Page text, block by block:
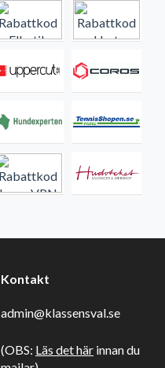
Kontakt
admin@klassensval.se
(OBS: Läs det här innan du